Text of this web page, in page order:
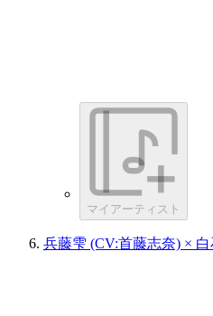
マイアーティスト
兵藤雫 (CV:首藤志奈) ×